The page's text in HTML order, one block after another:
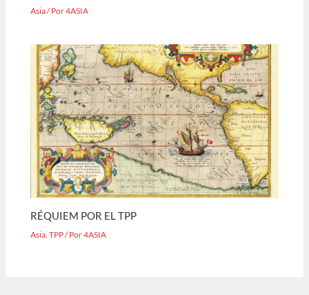
Asia/ Por4ASIA
RÉQUIEM POR EL TPP
Asia,TPP/ Por4ASIA